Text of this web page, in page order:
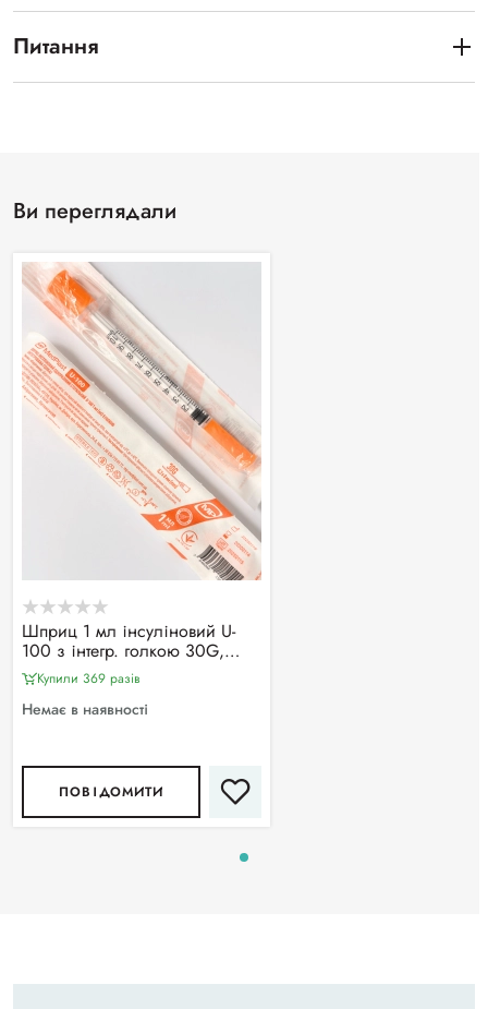
Питання
Ви переглядали
Шприц 1 мл інсуліновий U-
100 з інтегр. голкою 30G,
MedPlast (100 шт/уп)
Купили 369 разiв
Немає в наявності
ПОВІДОМИТИ